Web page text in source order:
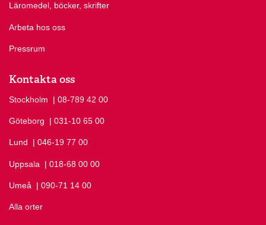
Läromedel, böcker, skrifter
Arbeta hos oss
Pressrum
Kontakta oss
Stockholm Ring Stockholm på
| 08-789 42 00
Göteborg Ring Göteborg på
| 031-10 65 00
Lund Ring Lund på
| 046-19 77 00
Uppsala Ring Uppsala på
| 018-68 00 00
Umeå Ring Umeå på
| 090-71 14 00
Alla orter